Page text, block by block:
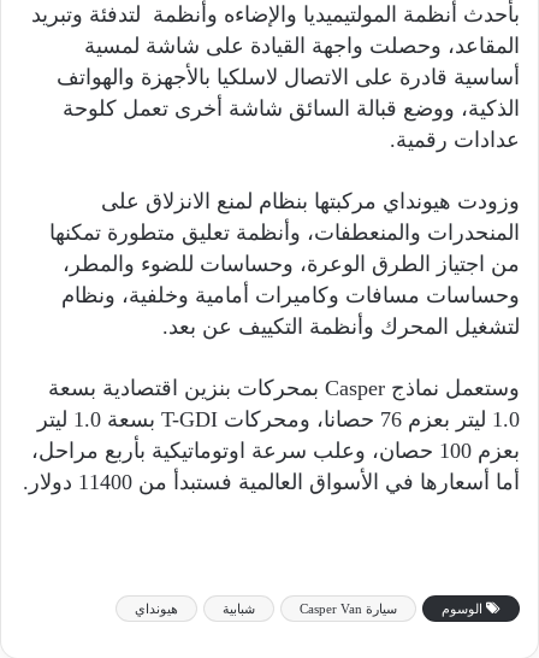
بأحدث أنظمة المولتيميديا والإضاءه وأنظمة لتدفئة وتبريد
المقاعد، وحصلت واجهة القيادة على شاشة لمسية
أساسية قادرة على الاتصال لاسلكيا بالأجهزة والهواتف
الذكية، ووضع قبالة السائق شاشة أخرى تعمل كلوحة
عدادات رقمية.
وزودت هيونداي مركبتها بنظام لمنع الانزلاق على
المنحدرات والمنعطفات، وأنظمة تعليق متطورة تمكنها
من اجتياز الطرق الوعرة، وحساسات للضوء والمطر،
وحساسات مسافات وكاميرات أمامية وخلفية، ونظام
لتشغيل المحرك وأنظمة التكييف عن بعد.
وستعمل نماذج Casper بمحركات بنزين اقتصادية بسعة
1.0 ليتر بعزم 76 حصانا، ومحركات T-GDI بسعة 1.0 ليتر
بعزم 100 حصان، وعلب سرعة اوتوماتيكية بأربع مراحل،
أما أسعارها في الأسواق العالمية فستبدأ من 11400 دولار.
الوسوم سيارة Casper Van شبابية هيونداي